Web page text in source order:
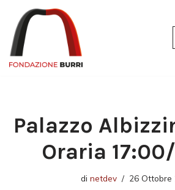
Vai
al
contenuto
Palazzo
Oraria
di netdev 26 Ottobre